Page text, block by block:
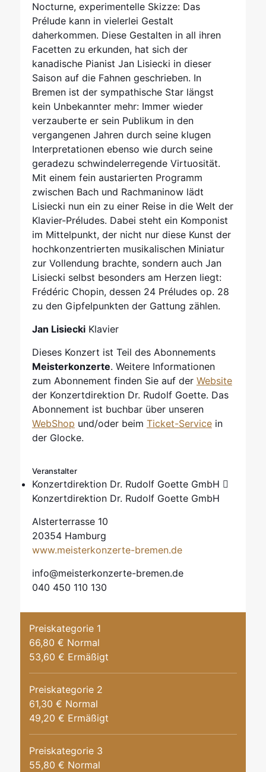
Nocturne, experimentelle Skizze: Das
Prélude kann in vielerlei Gestalt
daherkommen. Diese Gestalten in all ihren
Facetten zu erkunden, hat sich der
kanadische Pianist Jan Lisiecki in dieser
Saison auf die Fahnen geschrieben. In
Bremen ist der sympathische Star längst
kein Unbekannter mehr: Immer wieder
verzauberte er sein Publikum in den
vergangenen Jahren durch seine klugen
Interpretationen ebenso wie durch seine
geradezu schwindelerregende Virtuosität.
Mit einem fein austarierten Programm
zwischen Bach und Rachmaninow lädt
Lisiecki nun ein zu einer Reise in die Welt der
Klavier-Préludes. Dabei steht ein Komponist
im Mittelpunkt, der nicht nur diese Kunst der
hochkonzentrierten musikalischen Miniatur
zur Vollendung brachte, sondern auch Jan
Lisiecki selbst besonders am Herzen liegt:
Frédéric Chopin, dessen 24 Préludes op. 28
zu den Gipfelpunkten der Gattung zählen.
Jan LisieckiKlavier
Dieses Konzert ist Teil des Abonnements
Meisterkonzerte. Weitere Informationen
zum Abonnement finden Sie auf der Website
der Konzertdirektion Dr. Rudolf Goette. Das
Abonnement ist buchbar über unseren
WebShop und/oder beim Ticket-Servicein
der Glocke.
Veranstalter
Konzertdirektion Dr. Rudolf Goette GmbH
Konzertdirektion Dr. Rudolf Goette GmbH
Alsterterrasse 10
20354 Hamburg
www.meisterkonzerte-bremen.de
info@meisterkonzerte-bremen.de
040 450 110 130
Preiskategorie 1
66,80 € Normal
53,60 € Ermäßigt
Preiskategorie 2
61,30 € Normal
49,20 € Ermäßigt
Preiskategorie 3
55,80 € Normal